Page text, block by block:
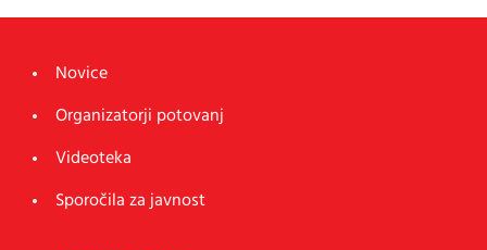
Novice
Organizatorji potovanj
Videoteka
Sporočila za javnost